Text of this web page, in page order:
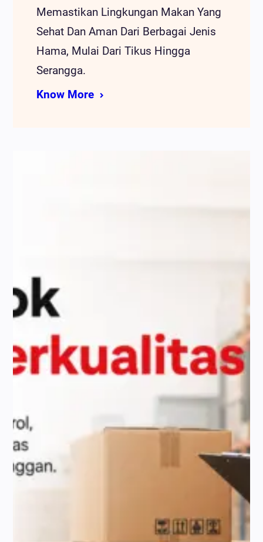
Memastikan Lingkungan Makan Yang
Sehat Dan Aman Dari Berbagai Jenis
Hama, Mulai Dari Tikus Hingga
Serangga.
Know More